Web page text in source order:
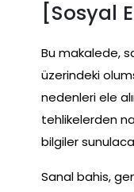
[Sosyal
Bu makalede,
üzerindeki
nedenleri ele
tehlikelerden
bilgiler
Sanal bahis,